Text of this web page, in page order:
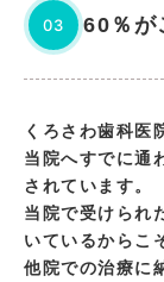
03 60％が
くろさわ歯科医
当院へすでに通
されています。
当院で受けられ
いているからこ
他院での治療に